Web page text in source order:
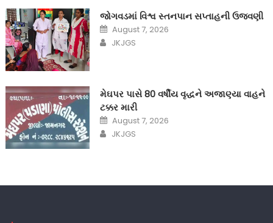
જોગવડમાં વિશ્વ સ્તનપાન સપ્તાહની ઉજવણી
Posted
on
August 7, 2026
Author
JKJGS
મેઘપર પાસે 80 વર્ષીય વૃદ્ધને અજાણ્યા વાહને
ટક્કર મારી
Posted
on
August 7, 2026
Author
JKJGS